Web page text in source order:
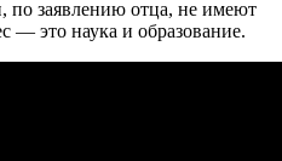
по заявлению отца, не имеют
— это наука и образование.